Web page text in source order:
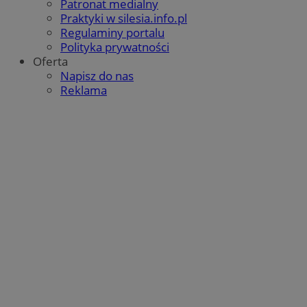
Patronat medialny
Praktyki w silesia.info.pl
Regulaminy portalu
Polityka prywatności
Oferta
Napisz do nas
Reklama
QeSessID orzesze.com.pl